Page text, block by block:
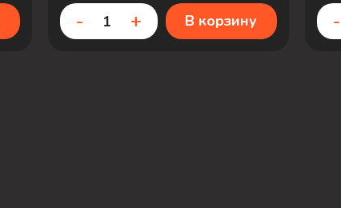
- + В корзину -